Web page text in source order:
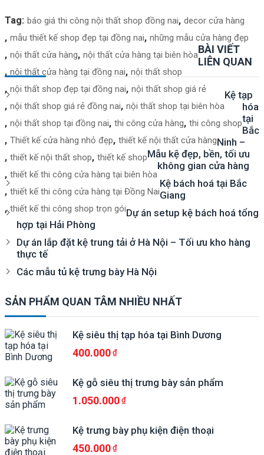
Tag: báo giá thi công nội thất shop đồng nai decor cửa hàng
mẫu thiết kế shop đẹp tại đồng nai những mẫu cửa hàng đẹp
nội thất cửa hàng nội thất cửa hàng tại biên hòa
nội thất cửa hàng tại đồng nai nội thất shop
nội thất shop đẹp tại đồng nai nội thất shop giá rẻ
nội thất shop giá rẻ đồng nai nội thất shop tại biên hòa
nội thất shop tại đồng nai thi công cửa hàng thi công shop
Thiết kế cửa hàng nhỏ đẹp thiết kế nội thất cửa hàng
thiết kế nội thất shop thiết kế shop
thiết kế thi công cửa hàng tại biên hòa
thiết kế thi công cửa hàng tại Đồng Nai
thiết kế thi công shop trọn gói
BÀI VIẾT
LIÊN QUAN
Kệ tạp
hóa
tại
Bắc
Ninh –
Mẫu kệ đẹp, bền, tối ưu
không gian cửa hàng
Kệ bách hoá tại Bắc
Giang
Dự án setup kệ bách hoá tổng
hợp tại Hải Phòng
Dự án lắp đặt kệ trung tải ở Hà Nội – Tối ưu kho hàng
thực tế
Các mẫu tủ kệ trưng bày Hà Nội
SẢN PHẨM QUAN TÂM NHIỀU NHẤT
Kệ siêu thị tạp hóa tại Bình Dương
400.000
Kệ gỗ siêu thị trưng bày sản phẩm
1.050.000
Kệ trưng bày phụ kiện điện thoại
450.000